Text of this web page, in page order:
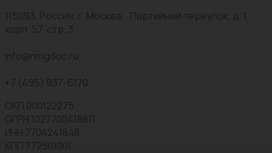
115093, Россия, г. Москва, Партийный переулок, д. 1,
корп. 57, стр. 3
info@nmgdoc.ru
+7 (495) 937-6170
ОКП 000122275
ОГРН 1027700418811
ИНН 7704241848
КПП 772501001